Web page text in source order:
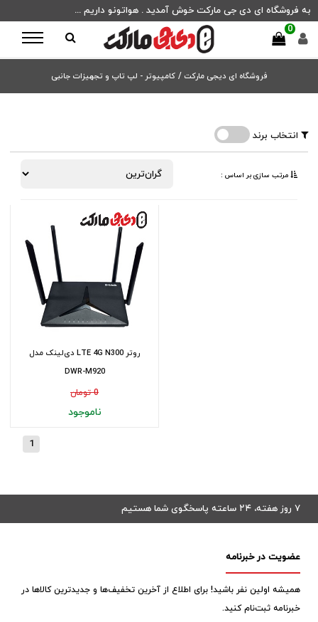
به فروشگاه ای دی جی مارکت خوش آمدید . هواتونو داریم ...
0
فروشگاه ای دیجی مارکت / کامپیوتر - لپ تاپ و تجهیزات جانبی
انتخاب برند
مرتب ‌سازی بر اساس :
روتر LTE 4G N300 دی‌لینک مدل
DWR-M920
0 تومان
ناموجود
1
۷ روز هفته، ۲۴ ساعته پاسخگوی شما هستیم
عضویت در خبرنامه
همیشه اولین نفر باشید! برای اطلاع از آخرین تخفیف‌ها و جدیدترین کالاها در
خبرنامه ثبت‌نام کنید.